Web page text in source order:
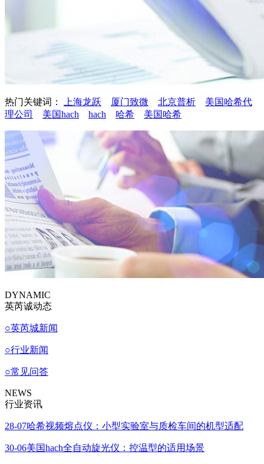
热门关键词： 上海龙跃 厦门致微 北京普析
美国哈希代
理公司
美国hach hach 哈希 美国哈希
DYNAMIC
英芮诚动态
○英芮城新闻
○行业新闻
○常见问答
NEWS
行业资讯
28-07哈希视频熔点仪：小型实验室与质检车间的机型适配
30-06美国hach全自动旋光仪：控温型的适用场景